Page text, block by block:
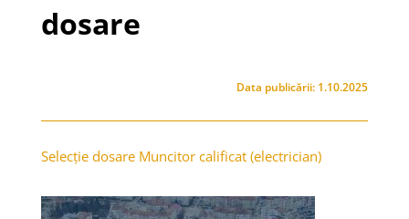
dosare
Data publicării: 1.10.2025
Selecție dosare Muncitor calificat (electrician)